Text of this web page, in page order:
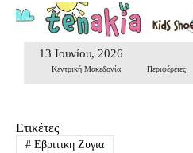
13 Ιουνίου, 2026
Κεντρική Μακεδονία Περιφέρειες
Ετικέτες
#Εβριτικη Ζυγια